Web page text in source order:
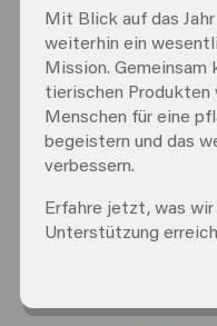
Mit Blick auf das
weiterhin ein
Mission. Gemeinsam
tierischen Produkten
Menschen für eine
begeistern und das
verbessern.
Erfahre jetzt, was
Unterstützung